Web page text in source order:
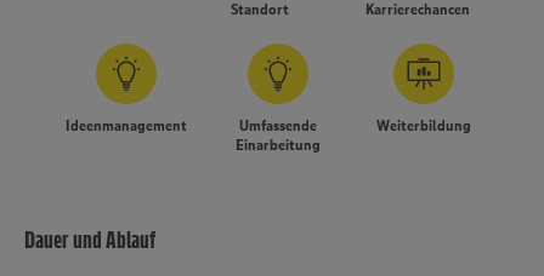
Standort
Karrierechancen
Ideenmanagement
Umfassende
Einarbeitung
Weiterbildung
Dauer und Ablauf